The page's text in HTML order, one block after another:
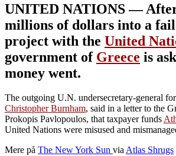
UNITED NATIONS —
millions of dollars into a
project with the United
government of Greece is
money went.
The outgoing U.N. undersecretary-general
Christopher Burnham, said in a letter to the
Prokopis Pavlopoulos, that taxpayer funds
United Nations were misused and
Mere på The New York Sun viaAtlas Shrugs